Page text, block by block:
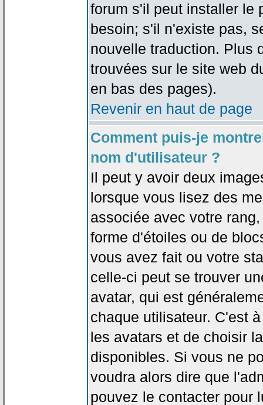
forum s'il peut installer le
besoin; s'il n'existe pas,
nouvelle traduction. Plus
trouvées sur le site web
en bas des pages).
Revenir en haut de page
Comment puis-je
nom d'utilisateur ?
Il peut y avoir deux
lorsque vous lisez des
associée avec votre
forme d'étoiles ou de
vous avez fait ou votre
celle-ci peut se trouver
avatar, qui est
chaque utilisateur. C'est
les avatars et de choisir
disponibles. Si vous ne
voudra alors dire que
pouvez le contacter pour